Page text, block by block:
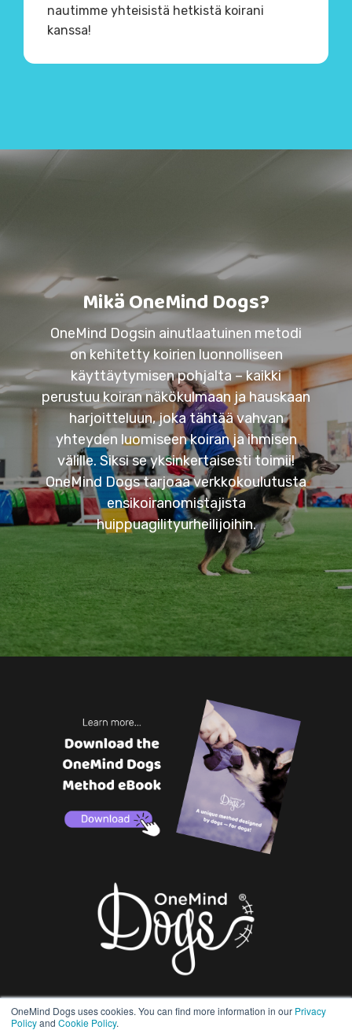
OneMind Dogs uses cookies. You can find more information in our Privacy
Policyand Cookie Policy.
nautimme yhteisistä hetkistä koirani
kanssa!
Mikä OneMind Dogs?
OneMind Dogsin ainutlaatuinen metodi
on kehitetty koirien luonnolliseen
käyttäytymisen pohjalta – kaikki
perustuu koiran näkökulmaan ja hauskaan
harjoitteluun, joka tähtää vahvan
yhteyden luomiseen koiran ja ihmisen
välille. Siksi se yksinkertaisesti toimii!
OneMind Dogs tarjoaa verkkokoulutusta
ensikoiranomistajista
huippuagilityurheilijoihin.